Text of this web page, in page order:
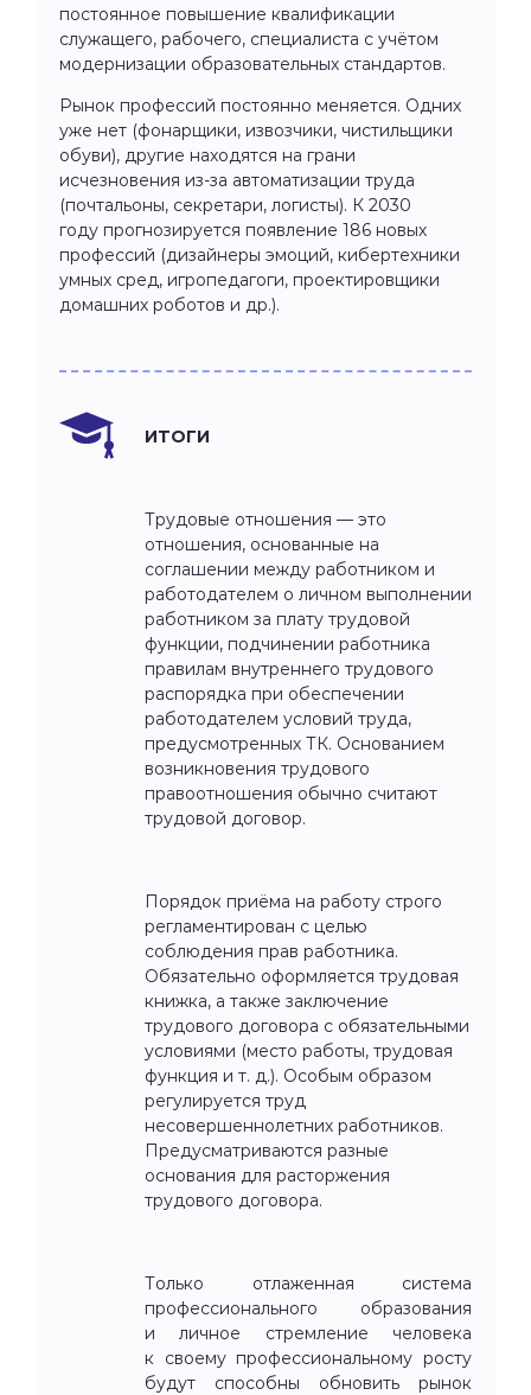
постоянное повышение квалификации
служащего, рабочего, специалиста с учётом
модернизации образовательных стандартов.
Рынок профессий постоянно меняется. Одних
уже нет (фонарщики, извозчики, чистильщики
обуви), другие находятся на грани
исчезновения из-за автоматизации труда
(почтальоны, секретари, логисты). К 2030
году прогнозируется появление 186 новых
профессий (дизайнеры эмоций, кибертехники
умных сред, игропедагоги, проектировщики
домашних роботов и др.).
ИТОГИ
Трудовые отношения — это
отношения, основанные на
соглашении между работником и
работодателем о личном выполнении
работником за плату трудовой
функции, подчинении работника
правилам внутреннего трудового
распорядка при обеспечении
работодателем условий труда,
предусмотренных ТК. Основанием
возникновения трудового
правоотношения обычно считают
трудовой договор.
Порядок приёма на работу строго
регламентирован с целью
соблюдения прав работника.
Обязательно оформляется трудовая
книжка, а также заключение
трудового договора с обязательными
условиями (место работы, трудовая
функция и т. д.). Особым образом
регулируется труд
несовершеннолетних работников.
Предусматриваются разные
основания для расторжения
трудового договора.
Только отлаженная система
профессионального образования
и личное стремление человека
к своему профессиональному росту
будут способны обновить рынок